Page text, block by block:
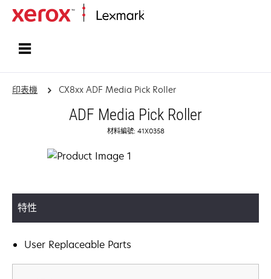
印表機 CX8xx ADF Media Pick Roller
ADF Media Pick Roller
材料編號: 41X0358
特性
User Replaceable Parts